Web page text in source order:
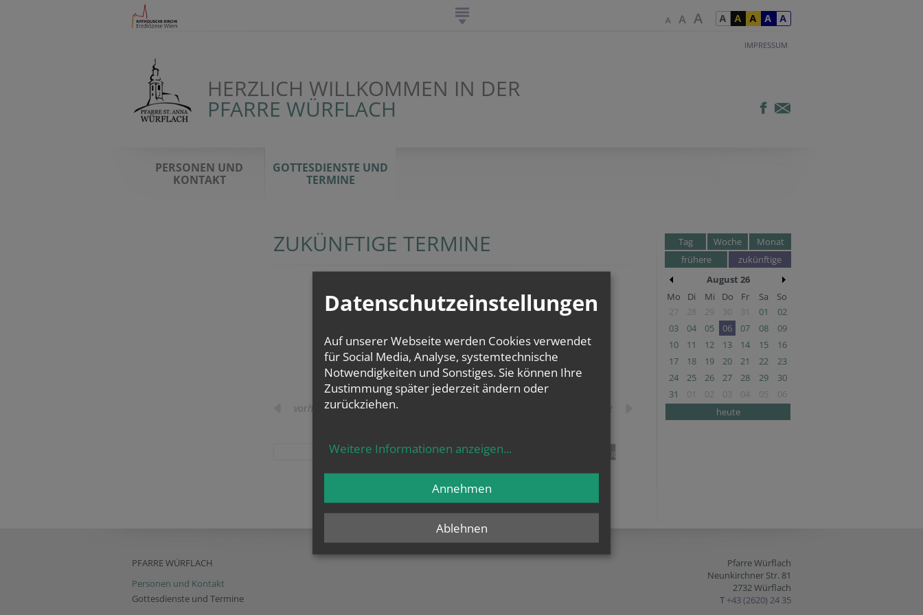
IMPRESSUM
HERZLICH WILLKOMMEN IN DER
PFARRE WÜRFLACH
PERSONEN UND
KONTAKT
GOTTESDIENSTE UND
TERMINE
ZUKÜNFTIGE TERMINE
vorherige weitere
teilen tweet pin it
Tag Woche
Monat
frühere
zukünftige
August 26
Mo
Di Mi Do Fr Sa
So
27
28 29 30 31 01
02
03
04 05 06 07 08
09
10
11 12 13 14 15
16
17
18 19 20 21 22
23
24
25 26 27 28 29
30
31
01 02 03 04 05
06
heute
PFARRE WÜRFLACH
Personen und Kontakt
Gottesdienste und Termine
Pfarre Würflach
Neunkirchner Str. 81
2732 Würflach
T +43 (2620) 24 35
Datenschutzeinstellungen
Auf unserer Webseite werden Cookies verwendet
für Social Media, Analyse, systemtechnische
Notwendigkeiten und Sonstiges. Sie können Ihre
Zustimmung später jederzeit ändern oder
zurückziehen.
Weitere Informationen anzeigen...
Ablehnen
Annehmen